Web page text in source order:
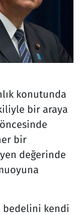
konutunda
bir araya
bir
değerinde
bedelini kendi